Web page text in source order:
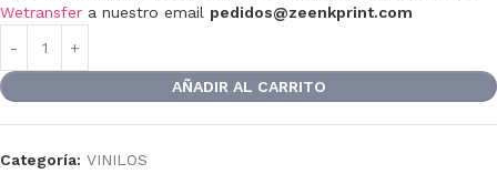
Wetransfer a nuestro email pedidos@zeenkprint.com
AÑADIR AL CARRITO
Categoría: VINILOS